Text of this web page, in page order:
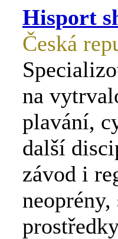
Hisport
Česká
na
plavání,
další
závod i